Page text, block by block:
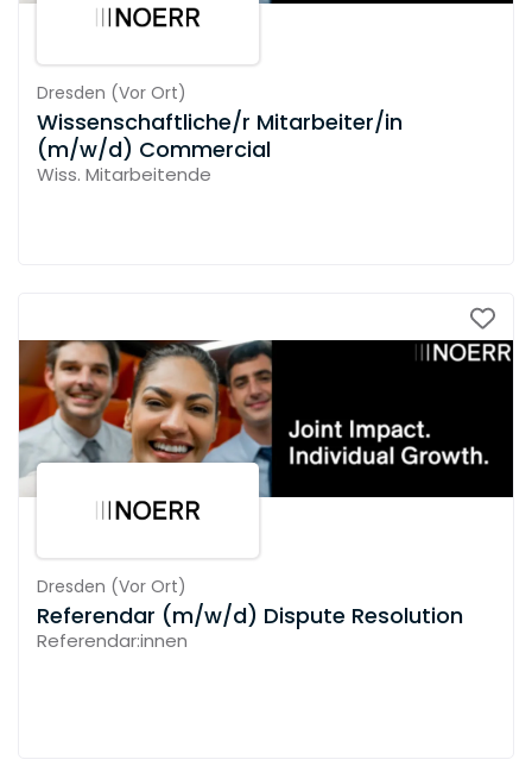
Dresden (Vor Ort)
Wissenschaftliche/r Mitarbeiter/in
(m/w/d) Commercial
Wiss. Mitarbeitende
Dresden (Vor Ort)
Referendar (m/w/d) Dispute Resolution
Referendar:innen